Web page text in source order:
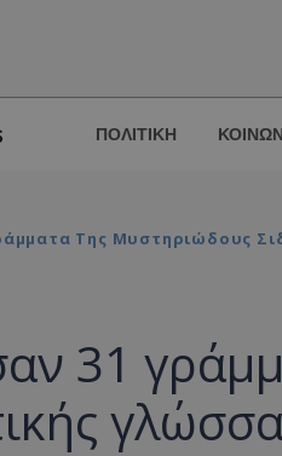
ΠΟΛΙΤΙΚΗ
Της Μυστηριώδους
31